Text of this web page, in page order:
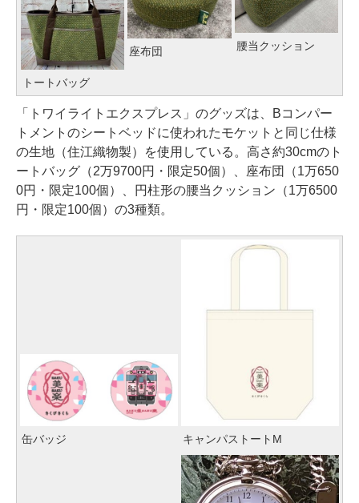
トートバッグ
座布団 腰当クッション
「トワイライトエクスプレス」のグッズは、Bコンパー
トメントのシートベッドに使われたモケットと同じ仕様
の生地（住江織物製）を使用している。高さ約30cmのト
ートバッグ（2万9700円・限定50個）、座布団（1万650
0円・限定100個）、円柱形の腰当クッション（1万6500
円・限定100個）の3種類。
缶バッジ キャンパストートM